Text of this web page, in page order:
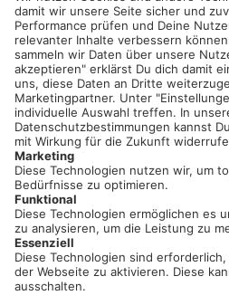
Sei immer auf
Neue Features, spannende Tipps
Registriere dich